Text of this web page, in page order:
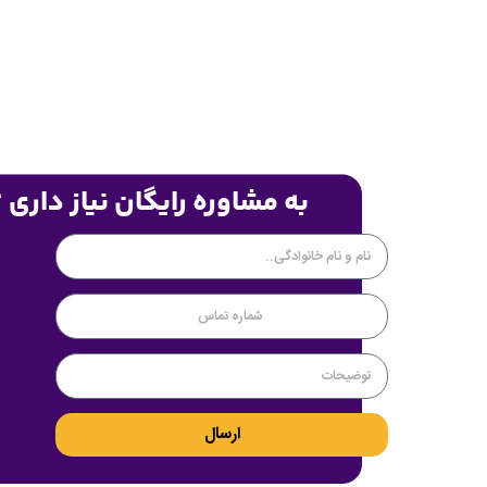
به مشاوره رایگان نیاز
ارسال